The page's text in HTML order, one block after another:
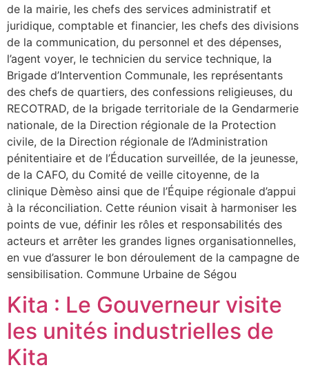
de la mairie, les chefs des services administratif et
juridique, comptable et financier, les chefs des divisions
de la communication, du personnel et des dépenses,
l’agent voyer, le technicien du service technique, la
Brigade d’Intervention Communale, les représentants
des chefs de quartiers, des confessions religieuses, du
RECOTRAD, de la brigade territoriale de la Gendarmerie
nationale, de la Direction régionale de la Protection
civile, de la Direction régionale de l’Administration
pénitentiaire et de l’Éducation surveillée, de la jeunesse,
de la CAFO, du Comité de veille citoyenne, de la
clinique Dèmèso ainsi que de l’Équipe régionale d’appui
à la réconciliation. Cette réunion visait à harmoniser les
points de vue, définir les rôles et responsabilités des
acteurs et arrêter les grandes lignes organisationnelles,
en vue d’assurer le bon déroulement de la campagne de
sensibilisation. Commune Urbaine de Ségou
Kita : Le Gouverneur visite
les unités industrielles de
Kita